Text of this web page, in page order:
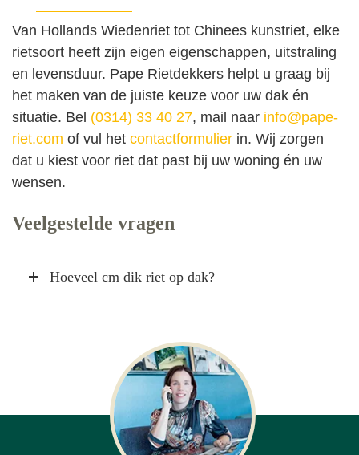
Van Hollands Wiedenriet tot Chinees kunstriet, elke
rietsoort heeft zijn eigen eigenschappen, uitstraling
en levensduur. Pape Rietdekkers helpt u graag bij
het maken van de juiste keuze voor uw dak én
situatie. Bel (0314) 33 40 27, mail naar info@pape-
riet.com of vul het contactformulier in. Wij zorgen
dat u kiest voor riet dat past bij uw woning én uw
wensen.
Veelgestelde vragen
Hoeveel cm dik riet op dak?